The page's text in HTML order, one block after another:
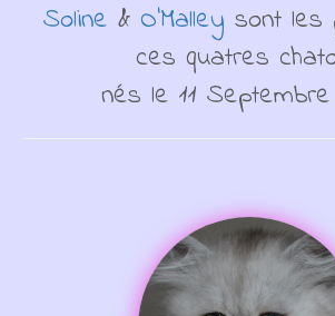
Soline & O'Malley sont les
ces quatres
nés le 11